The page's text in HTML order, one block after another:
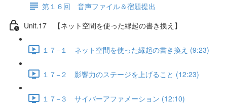
第１６回 音声ファイル＆宿題提出
Unit.17 【ネット空間を使った縁起の書き換え】
１７−１ ネット空間を使った縁起の書き換え (9:23)
１７−２ 影響力のステージを上げること (12:23)
１７−３ サイバーアファメーション (12:10)